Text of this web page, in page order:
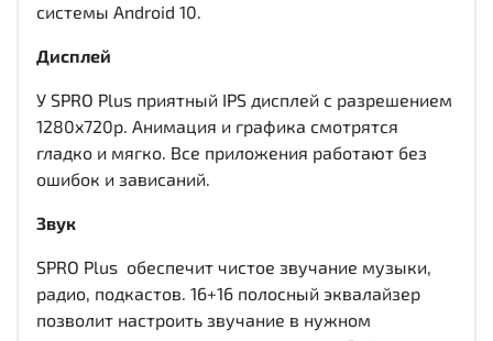
системы Android 10.
Дисплей
У SPRO Plus приятный IPS дисплей c разрешением
1280x720р. Анимация и графика смотрятся
гладко и мягко. Все приложения работают без
ошибок и зависаний.
Звук
SPRO Plus обеспечит чистое звучание музыки,
радио, подкастов. 16+16 полосный эквалайзер
позволит настроить звучание в нужном